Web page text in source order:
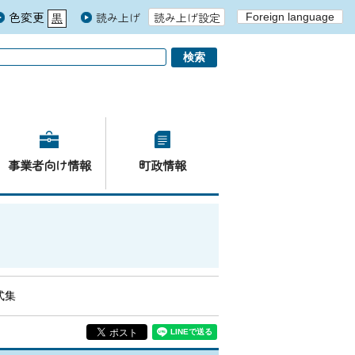
色変更 黒
青
白 読み上げ 読み上げ設定 Foreign language
事業者向け情報 町政情報
集